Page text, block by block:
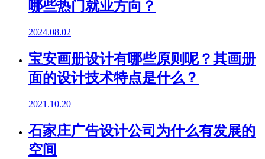
哪些热门就业方向？
2024.08.02
宝安画册设计有哪些原则呢？其画册
面的设计技术特点是什么？
2021.10.20
石家庄广告设计公司为什么有发展的
空间